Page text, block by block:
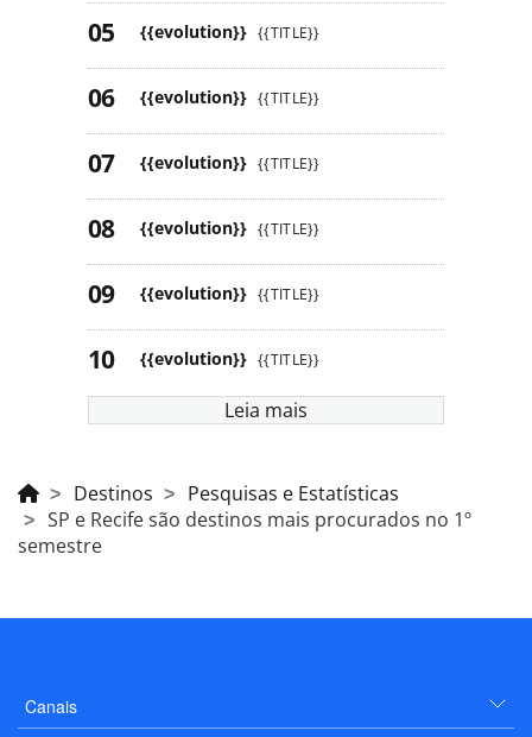
{{evolution}} {{TITLE}}
{{evolution}} {{TITLE}}
{{evolution}} {{TITLE}}
{{evolution}} {{TITLE}}
{{evolution}} {{TITLE}}
{{evolution}} {{TITLE}}
Leia mais
Destinos
Pesquisas e Estatísticas
SP e Recife são destinos mais procurados no 1º
semestre
Canais